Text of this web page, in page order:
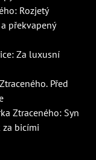
Rozjetý
překvapený
Za luxusní
Před
Ztraceného: Syn
bicími